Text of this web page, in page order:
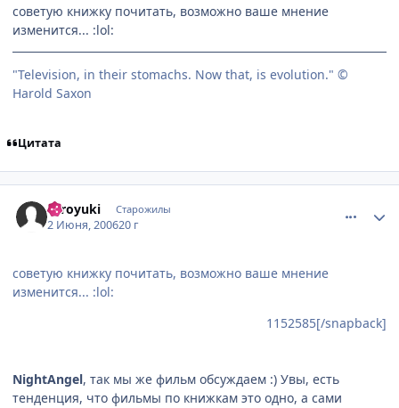
советую книжку почитать, возможно ваше мнение
изменится... :lol:
"Television, in their stomachs. Now that, is evolution." ©
Harold Saxon
Цитата
Hiroyuki Старожилы
2 Июня, 200620 г
советую книжку почитать, возможно ваше мнение
изменится... :lol:
1152585[/snapback]
NightAngel, так мы же фильм обсуждаем :) Увы, есть
тенденция, что фильмы по книжкам это одно, а сами